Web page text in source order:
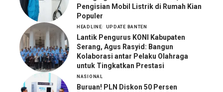
Pengisian Mobil Listrik di Rumah Kian
Populer
HEADLINE UPDATE BANTEN
Lantik Pengurus KONI Kabupaten
Serang, Agus Rasyid: Bangun
Kolaborasi antar Pelaku Olahraga
untuk Tingkatkan Prestasi
NASIONAL
Buruan! PLN Diskon 50 Persen